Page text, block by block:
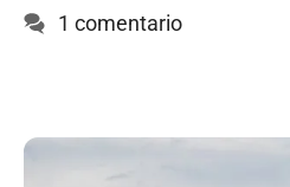
1 comentario